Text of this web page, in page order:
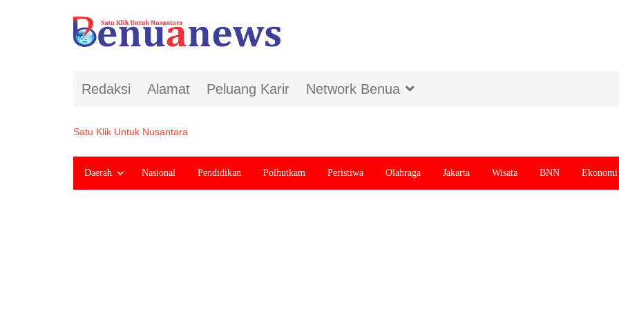
Redaksi Alamat Peluang Karir Network Benua
Satu Klik Untuk Nusantara
Daerah Nasional Pendidikan Polhutkam Peristiwa Olahraga Jakarta Wisata BNN Ekonomi